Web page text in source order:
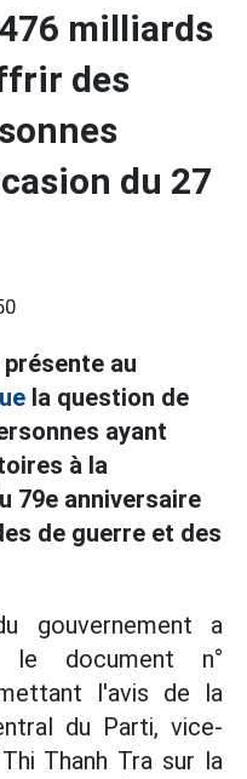
milliards
des
du 27
au
la question de
ayant
à la
79e anniversaire
de guerre et des
gouvernement a
le document n°
l'avis de la
du Parti, vice-
Thanh Tra sur la